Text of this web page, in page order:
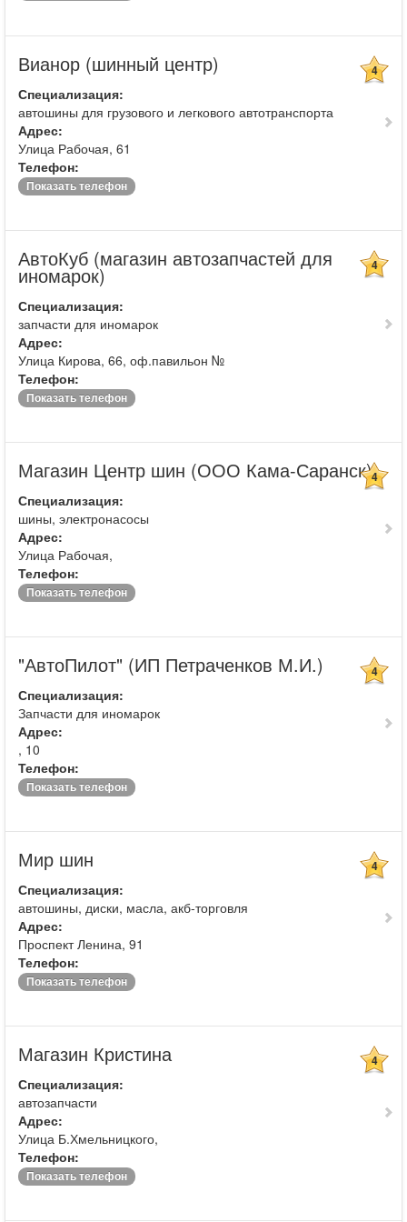
Вианор (шинный центр) 4
Специализация:
автошины для грузового и легкового автотранспорта
Адрес:
Улица Рабочая, 61
Телефон:
Показать телефон
АвтоКуб (магазин автозапчастей для
иномарок) 4
Специализация:
запчасти для иномарок
Адрес:
Улица Кирова, 66, оф.павильон №
Телефон:
Показать телефон
Магазин Центр шин (ООО Кама-Саранск)4
Специализация:
шины, электронасосы
Адрес:
Улица Рабочая,
Телефон:
Показать телефон
"АвтоПилот" (ИП Петраченков М.И.) 4
Специализация:
Запчасти для иномарок
Адрес:
, 10
Телефон:
Показать телефон
Мир шин 4
Специализация:
автошины, диски, масла, акб-торговля
Адрес:
Проспект Ленина, 91
Телефон:
Показать телефон
Магазин Кристина 4
Специализация:
автозапчасти
Адрес:
Улица Б.Хмельницкого,
Телефон:
Показать телефон